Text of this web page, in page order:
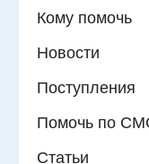
Кому помочь
Новости
Поступления
Помочь по
Статьи